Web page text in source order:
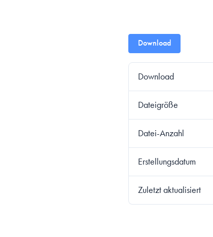
Download
Download
Dateigröße
Datei-Anzahl
Erstellungsdatum
Zuletzt aktualisiert